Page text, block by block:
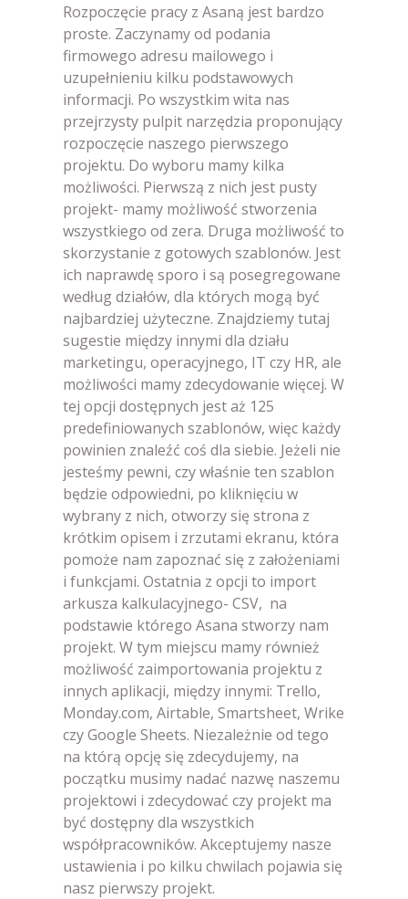
Rozpoczęcie pracy z Asaną jest bardzo
proste. Zaczynamy od podania
firmowego adresu mailowego i
uzupełnieniu kilku podstawowych
informacji. Po wszystkim wita nas
przejrzysty pulpit narzędzia proponujący
rozpoczęcie naszego pierwszego
projektu. Do wyboru mamy kilka
możliwości. Pierwszą z nich jest pusty
projekt- mamy możliwość stworzenia
wszystkiego od zera. Druga możliwość to
skorzystanie z gotowych szablonów. Jest
ich naprawdę sporo i są posegregowane
według działów, dla których mogą być
najbardziej użyteczne. Znajdziemy tutaj
sugestie między innymi dla działu
marketingu, operacyjnego, IT czy HR, ale
możliwości mamy zdecydowanie więcej. W
tej opcji dostępnych jest aż 125
predefiniowanych szablonów, więc każdy
powinien znaleźć coś dla siebie. Jeżeli nie
jesteśmy pewni, czy właśnie ten szablon
będzie odpowiedni, po kliknięciu w
wybrany z nich, otworzy się strona z
krótkim opisem i zrzutami ekranu, która
pomoże nam zapoznać się z założeniami
i funkcjami. Ostatnia z opcji to import
arkusza kalkulacyjnego- CSV, na
podstawie którego Asana stworzy nam
projekt. W tym miejscu mamy również
możliwość zaimportowania projektu z
innych aplikacji, między innymi: Trello,
Monday.com, Airtable, Smartsheet, Wrike
czy Google Sheets. Niezależnie od tego
na którą opcję się zdecydujemy, na
początku musimy nadać nazwę naszemu
projektowi i zdecydować czy projekt ma
być dostępny dla wszystkich
współpracowników. Akceptujemy nasze
ustawienia i po kilku chwilach pojawia się
nasz pierwszy projekt.